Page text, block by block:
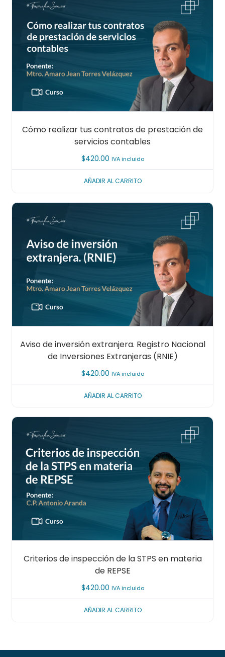
Cómo realizar tus contratos de prestación de
servicios contables
$420.00 IVA incluido
AÑADIR AL CARRITO
Aviso de inversión extranjera. Registro Nacional
de Inversiones Extranjeras (RNIE)
$420.00 IVA incluido
AÑADIR AL CARRITO
Criterios de inspección de la STPS en materia
de REPSE
$420.00 IVA incluido
AÑADIR AL CARRITO